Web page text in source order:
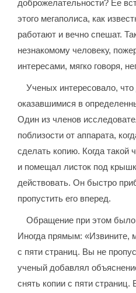
доброжелательности? Ее
этого мегаполиса, как
работают и вечно спешат.
незнакомому человеку,
интересами, мягко говоря,
Ученых интересовало,
оказавшимися в
Один из членов
поблизости от аппарата,
сделать копию. Когда такой
и помещал листок под
действовать. Он быстро
пропустить его вперед.
Обращение при этом
Иногда прямым: «Извините,
с пяти страниц. Вы не
ученый добавлял
снять копии с пяти